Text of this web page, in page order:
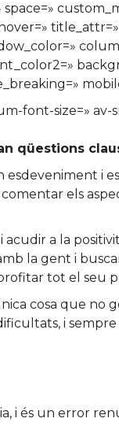
font-size=»
qüestions
i es
els
a la
la gent i
tot el seu
cosa que no
i sempre
i és un error